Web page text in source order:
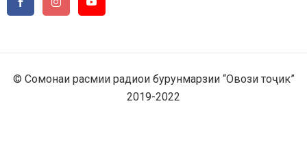
© Сомонаи расмии радиои бурунмарзии “Овози тоҷик”
2019-2022